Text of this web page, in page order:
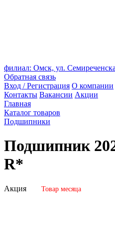
филиал: Омск, ул.
Обратная связь
Вход / Регистрация О компании
Контакты Вакансии Акции
Главная
Каталог товаров
Подшипники
Подшипник
R*
Акция Товар месяца